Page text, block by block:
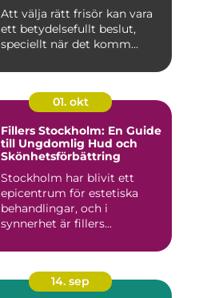
Att välja rätt frisör kan vara
ett betydelsefullt beslut,
speciellt när det komm...
01. okt
Fillers Stockholm: En Guide
till Ungdomlig Hud och
Skönhetsförbättring
Stockholm har blivit ett
epicentrum för estetiska
behandlingar, och i
synnerhet är fillers...
14. sep